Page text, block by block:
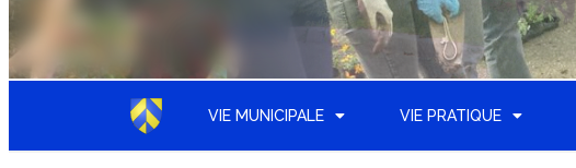
VIE MUNICIPALE VIE PRATIQUE